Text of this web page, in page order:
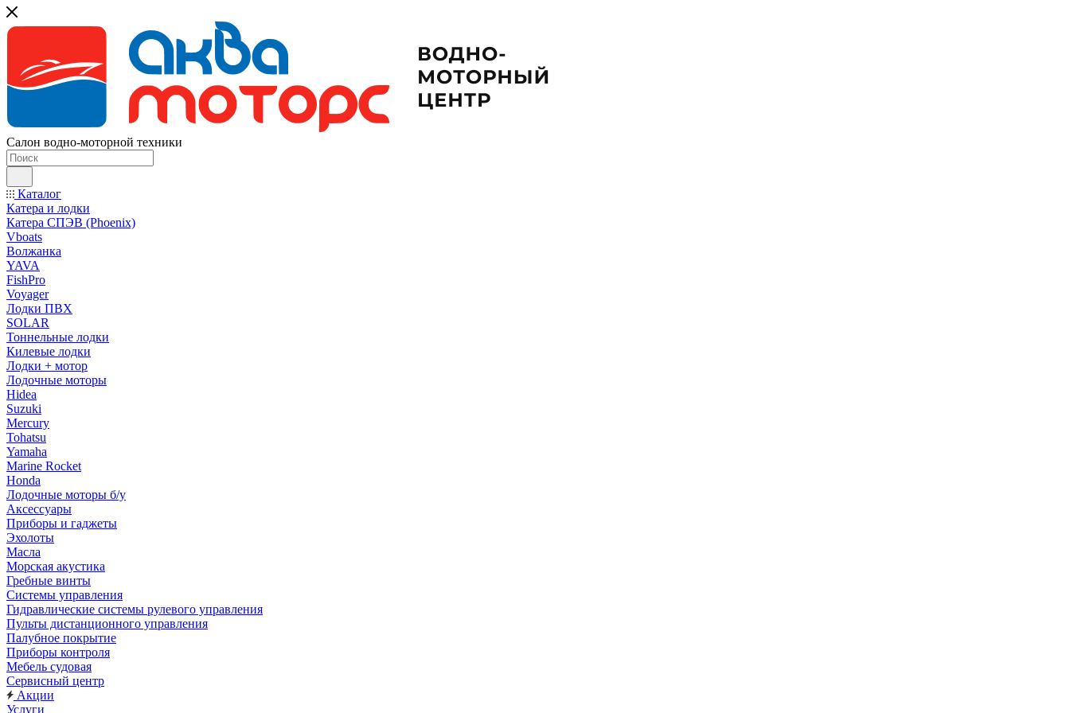
Салон водно-моторной техники
Каталог
Катера и лодки
Катера СПЭВ (Phoenix)
Vboats
Волжанка
YAVA
FishPro
Voyager
Лодки ПВХ
SOLAR
Тоннельные лодки
Килевые лодки
Лодки + мотор
Лодочные моторы
Hidea
Suzuki
Mercury
Tohatsu
Yamaha
Marine Rocket
Honda
Лодочные моторы б/у
Аксессуары
Приборы и гаджеты
Эхолоты
Масла
Морская акустика
Гребные винты
Системы управления
Гидравлические системы рулевого управления
Пульты дистанционного управления
Палубное покрытие
Приборы контроля
Мебель судовая
Сервисный центр
Акции
Услуги